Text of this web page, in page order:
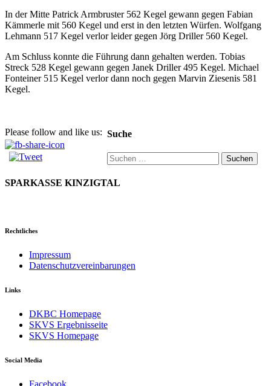
In der Mitte Patrick Armbruster 562 Kegel gewann gegen Fabian
Kämmerle mit 560 Kegel und erst in den letzten Würfen. Wolfgang
Lehmann 517 Kegel verlor leider gegen Jörg Driller 560 Kegel.
Am Schluss konnte die Führung dann gehalten werden. Tobias
Streck 528 Kegel gewann gegen Janek Driller 495 Kegel. Michael
Fonteiner 515 Kegel verlor dann noch gegen Marvin Ziesenis 581
Kegel.
Please follow and like us: Suche
Suchen
nach:
SPARKASSE KINZIGTAL
Rechtliches
Impressum
Datenschutzvereinbarungen
Links
DKBC Homepage
SKVS Ergebnisseite
SKVS Homepage
Social Media